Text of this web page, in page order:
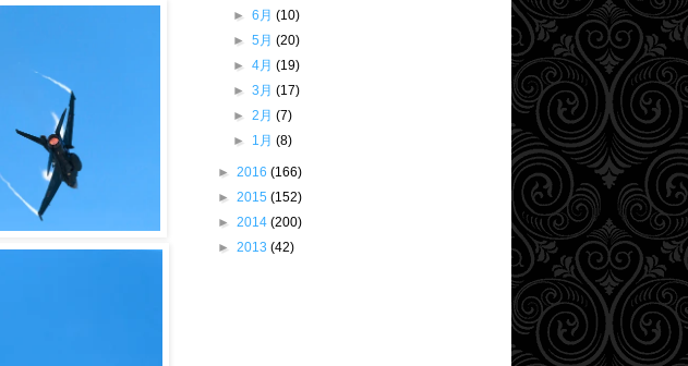
►6月(10)
►5月(20)
►4月(19)
►3月(17)
►2月(7)
► 1月(8)
► 2016 (166)
► 2015 (152)
► 2014 (200)
► 2013 (42)